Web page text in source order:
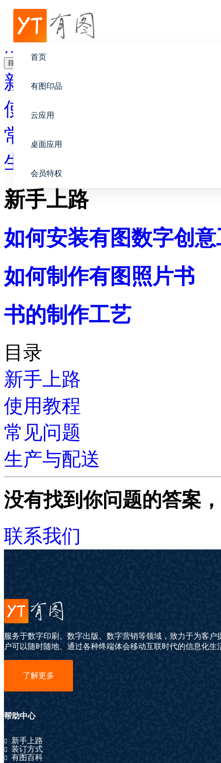
首页
有图印品
云应用
桌面应用
会员特权
帮助中心
照片书
目录
新手上路
使用教程
常见问题
生产与配送
新手上路
如何安装有图数字创
如何制作有图照片书
书的制作工艺
目录
新手上路
使用教程
常见问题
生产与配送
没有找到你问题的答案
联系我们
服务于数字印刷、数字出版、数字营销等领域，致力于为客
户可以随时随地、通过各种终端体会移动互联时代的信息化生
了解更多
帮助中心
新手上路
装订方式
有图百科